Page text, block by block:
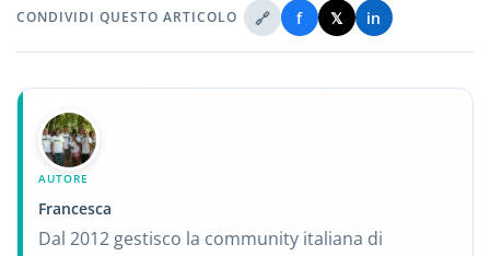
CONDIVIDI QUESTO ARTICOLO 🔗 f 𝕏 in
AUTORE
Francesca
Dal 2012 gestisco la community italiana di